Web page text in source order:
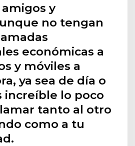
y
no tengan
económicas a
y móviles a
ya sea de día o
increíble lo poco
tanto al otro
como a tu